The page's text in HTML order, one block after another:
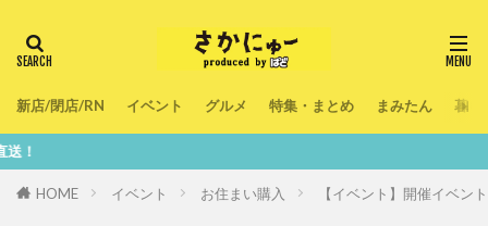
新店/閉店/RN イベント グルメ 特集・まとめ まみたん 暮ら
HOME イベント お住まい購入 【イベント】開催イベン